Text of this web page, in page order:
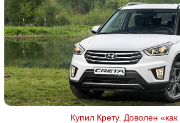
Купил Крету. Доволен